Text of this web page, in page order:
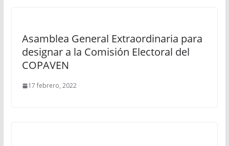
Asamblea General Extraordinaria para
designar a la Comisión Electoral del
COPAVEN
17 febrero, 2022